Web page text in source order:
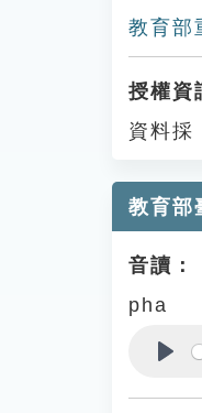
教育部
授權資
資料採
教育部
音讀：
pha